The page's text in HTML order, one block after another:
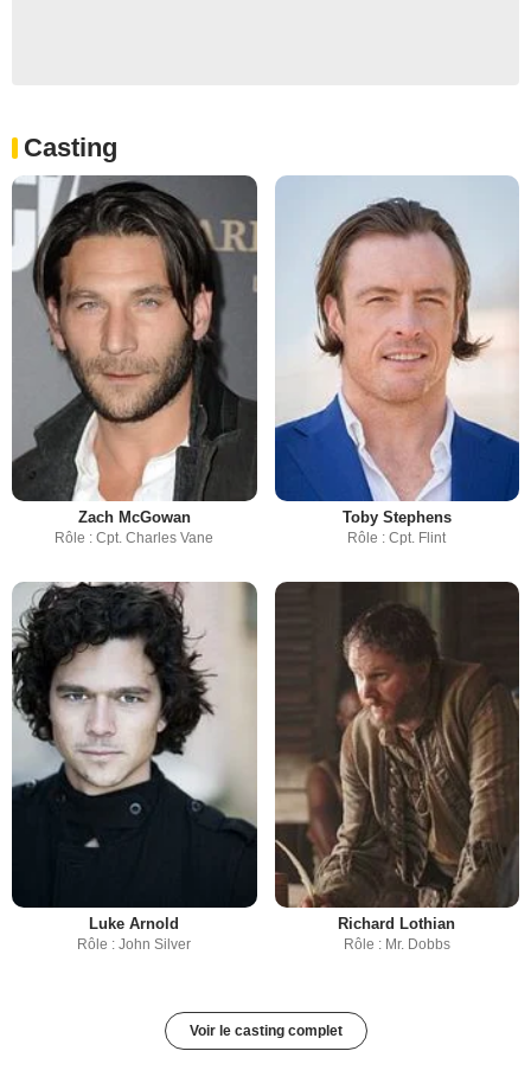
Casting
Zach McGowan
Rôle : Cpt. Charles Vane
Toby Stephens
Rôle : Cpt. Flint
Luke Arnold
Rôle : John Silver
Richard Lothian
Rôle : Mr. Dobbs
Voir le casting complet